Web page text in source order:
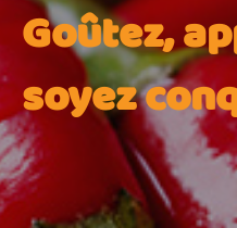
Goûtez,
soyez